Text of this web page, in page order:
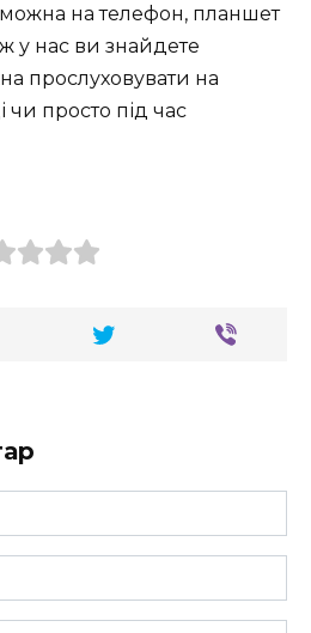
на телефон, планшет
у нас ви знайдете
прослуховувати на
чи просто під час